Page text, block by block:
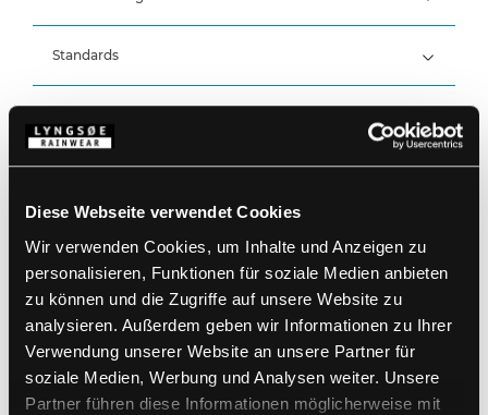
Diese Webseite verwendet Cookies
Wir verwenden Cookies, um Inhalte und Anzeigen zu
personalisieren, Funktionen für soziale Medien anbieten
zu können und die Zugriffe auf unsere Website zu
analysieren. Außerdem geben wir Informationen zu Ihrer
Verwendung unserer Website an unsere Partner für
soziale Medien, Werbung und Analysen weiter. Unsere
Partner führen diese Informationen möglicherweise mit
100% Polyester, PU-Beschichtung, 190 g/m²
Wind- und wasserdicht
Wasserdicht: >20.000 MM
Standards
Reißverschluss unter doppeltem Windfang mit
Ärmel mit Windfang
Elastisch im unteren Rückenbereich
Druckknopfverstellung über dem Knöchel
Artikelnummer FR-LR13-05
EAN: 5708217000206
Waschanleitung
Pflegehinweise
PRODUKTBLATT HERUNTERLADEN